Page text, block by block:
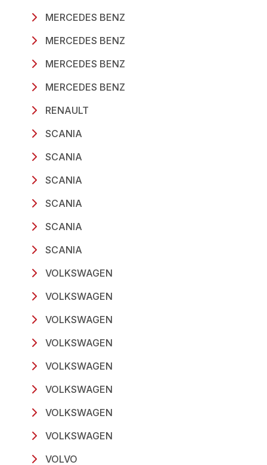
MERCEDES BENZ
MERCEDES BENZ
MERCEDES BENZ
MERCEDES BENZ
RENAULT
SCANIA
SCANIA
SCANIA
SCANIA
SCANIA
SCANIA
VOLKSWAGEN
VOLKSWAGEN
VOLKSWAGEN
VOLKSWAGEN
VOLKSWAGEN
VOLKSWAGEN
VOLKSWAGEN
VOLKSWAGEN
VOLVO